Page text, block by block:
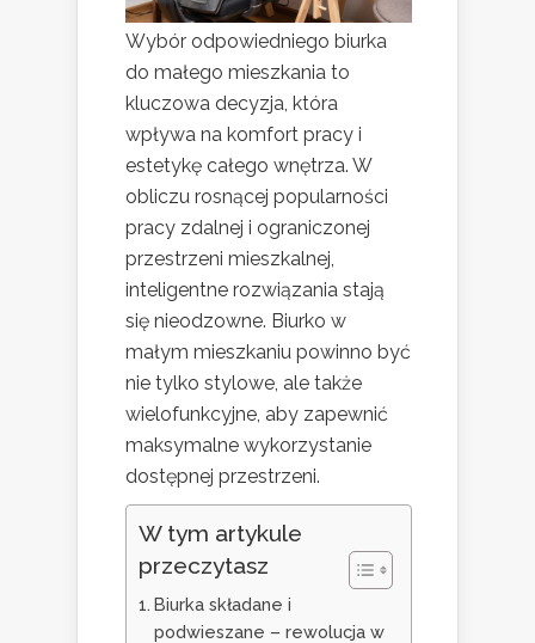
Wybór odpowiedniego biurka
do małego mieszkania to
kluczowa decyzja, która
wpływa na komfort pracy i
estetykę całego wnętrza. W
obliczu rosnącej popularności
pracy zdalnej i ograniczonej
przestrzeni mieszkalnej,
inteligentne rozwiązania stają
się nieodzowne. Biurko w
małym mieszkaniu powinno być
nie tylko stylowe, ale także
wielofunkcyjne, aby zapewnić
maksymalne wykorzystanie
dostępnej przestrzeni.
W tym artykule
przeczytasz
Biurka składane i
podwieszane – rewolucja w